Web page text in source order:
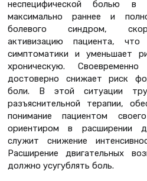
неспецифической болью
максимально раннее и
болевого синдром,
активизацию пациента, что
симптоматики и уменьшает
хроническую.
достоверно снижает риск
боли. В этой ситуации
разъяснительной терапии,
понимание пациентом
ориентиром в расширении
служит снижение
Расширение двигательных
должно усугублять боль.